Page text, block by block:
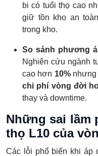
bi có tuổi thọ cao
giữ tồn kho an
trong kho.
So sánh phương
Nghiên cứu ngành
cao hơn 10%nhưng
chi phí vòng đời
thay và downtime.
Những sai lầm
thọ L10 của
Các lỗi phổ biến khi áp